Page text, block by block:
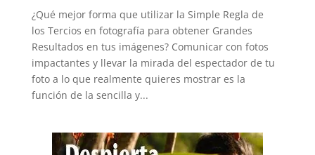
¿Qué mejor forma que utilizar la Simple Regla de
los Tercios en fotografía para obtener Grandes
Resultados en tus imágenes? Comunicar con fotos
impactantes y llevar la mirada del espectador de tu
foto a lo que realmente quieres mostrar es la
función de la sencilla y...